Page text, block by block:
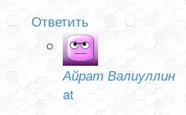
Ответить
Айрат Валиуллин
at